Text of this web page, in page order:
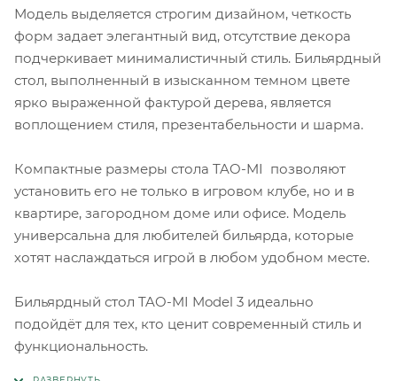
Модель выделяется строгим дизайном, четкость
форм задает элегантный вид, отсутствие декора
подчеркивает минималистичный стиль. Бильярдный
стол, выполненный в изысканном темном цвете
ярко выраженной фактурой дерева, является
воплощением стиля, презентабельности и шарма.
Компактные размеры стола TAO-MI позволяют
установить его не только в игровом клубе, но и в
квартире, загородном доме или офисе. Модель
универсальна для любителей бильярда, которые
хотят наслаждаться игрой в любом удобном месте.
Бильярдный стол TAO-MI Model 3 идеально
подойдёт для тех, кто ценит современный стиль и
функциональность.